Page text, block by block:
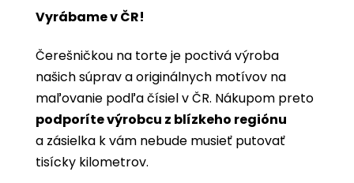
Vyrábame v ČR!
Čerešničkou na torte je poctivá výroba
našich súprav a originálnych motívov na
maľovanie podľa čísiel v ČR. Nákupom preto
podporíte výrobcu z blízkeho regiónu
a zásielka k vám nebude musieť putovať
tisícky kilometrov.